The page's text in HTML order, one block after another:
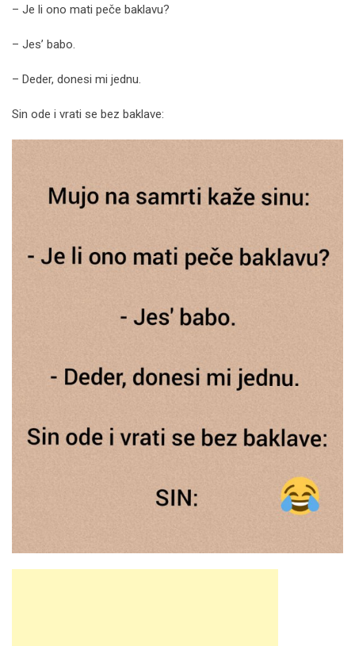
– Je li ono mati peče baklavu?
– Jes’ babo.
– Deder, donesi mi jednu.
Sin ode i vrati se bez baklave: